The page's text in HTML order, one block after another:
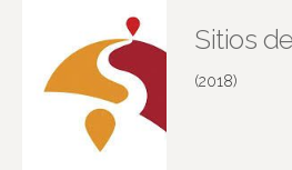
Sitios
(2018)